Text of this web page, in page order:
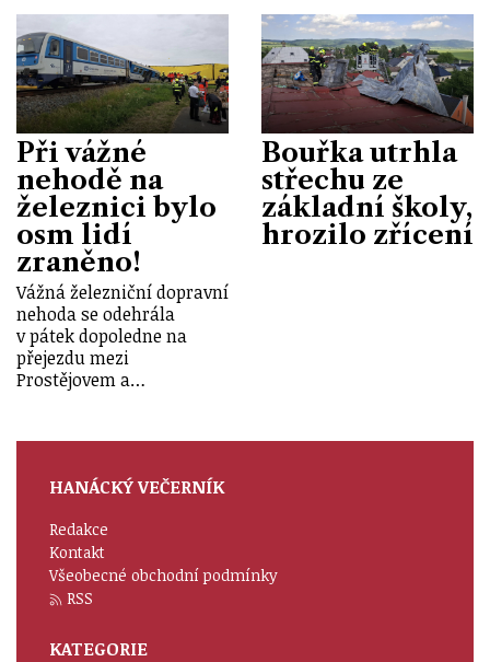
Při vážné
nehodě na
železnici bylo
osm lidí
zraněno!
Vážná železniční dopravní
nehoda se odehrála
v pátek dopoledne na
přejezdu mezi
Prostějovem a…
Bouřka utrhla
střechu ze
základní školy,
hrozilo zřícení
HANÁCKÝ VEČERNÍK
Redakce
Kontakt
Všeobecné obchodní podmínky
RSS
KATEGORIE